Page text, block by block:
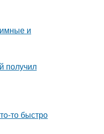
и
получил
то быстро